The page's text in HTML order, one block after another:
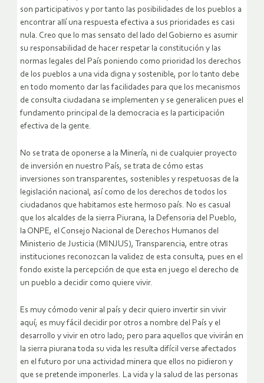
son participativos y por tanto las posibilidades de los pueblos a
encontrar allí una respuesta efectiva a sus prioridades es casi
nula. Creo que lo mas sensato del lado del Gobierno es asumir
su responsabilidad de hacer respetar la constitución y las
normas legales del País poniendo como prioridad los derechos
de los pueblos a una vida digna y sostenible, por lo tanto debe
en todo momento dar las facilidades para que los mecanismos
de consulta ciudadana se implementen y se generalicen pues el
fundamento principal de la democracia es la participación
efectiva de la gente.
No se trata de oponerse a la Minería, ni de cualquier proyecto
de inversión en nuestro País, se trata de cómo estas
inversiones son transparentes, sostenibles y respetuosas de la
legislación nacional, así como de los derechos de todos los
ciudadanos que habitamos este hermoso país. No es casual
que los alcaldes de la sierra Piurana, la Defensoria del Pueblo,
la ONPE, el Consejo Nacional de Derechos Humanos del
Ministerio de Justicia (MINJUS), Transparencia, entre otras
instituciones reconozcan la validez de esta consulta, pues en el
fondo existe la percepción de que esta en juego el derecho de
un pueblo a decidir como quiere vivir.
Es muy cómodo venir al país y decir quiero invertir sin vivir
aquí; es muy fácil decidir por otros a nombre del País y el
desarrollo y vivir en otro lado; pero para aquellos que vivirán en
la sierra piurana toda su vida les resulta difícil verse afectados
en el futuro por una actividad minera que ellos no pidieron y
que se pretende imponerles. La vida y la salud de las personas